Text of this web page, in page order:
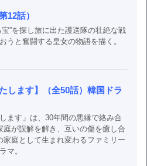
12話）
宝”を探し旅に出た護送隊の壮絶な戦
うと奮闘する皇女の物語を描く。
します】（全50話）韓国ドラ
ます」は、30年間の悪縁で絡み合
庭が誤解を解き、互いの傷を癒し合
家庭として生まれ変わるファミリー
マ。